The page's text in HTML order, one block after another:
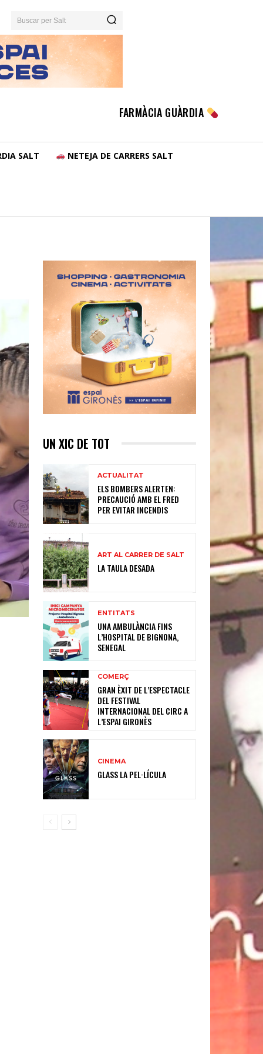
Buscar per Salt
FARMÀCIA GUÀRDIA
SALT NETEJA DE CARRERS SALT
UN XIC DE TOT
ACTUALITAT
ELS BOMBERS ALERTEN:
PRECAUCIÓ AMB EL FRED
PER EVITAR INCENDIS
ART AL CARRER DE SALT
LA TAULA DESADA
ENTITATS
UNA AMBULÀNCIA FINS
L’HOSPITAL DE BIGNONA,
SENEGAL
COMERÇ
GRAN ÈXIT DE L’ESPECTACLE
DEL FESTIVAL
INTERNACIONAL DEL CIRC A
L’ESPAI GIRONÈS
CINEMA
GLASS LA PEL·LÍCULA